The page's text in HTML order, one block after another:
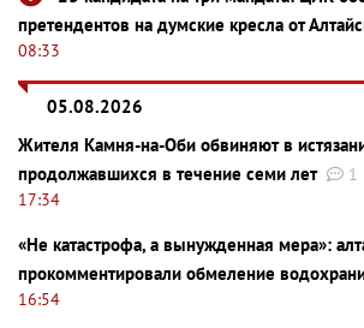
претендентов на думские кресла от
08:33
05.08.2026
Жителя Камня-на-Оби обвиняют в
продолжавшихся в течение семи лет
1
17:34
«Не катастрофа, а вынужденная мера»:
прокомментировали обмеление
16:54